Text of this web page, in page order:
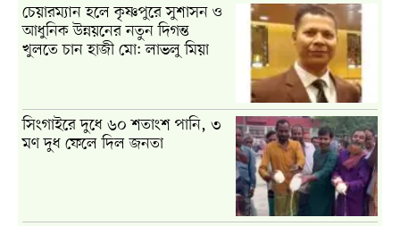
চেয়ারম্যান হলে কৃষ্ণপুরে সুশাসন ও
আধুনিক উন্নয়নের নতুন দিগন্ত
খুলতে চান হাজী মো: লাভলু মিয়া
সিংগাইরে দুধে ৬০ শতাংশ পানি, ৩
মণ দুধ ফেলে দিল জনতা